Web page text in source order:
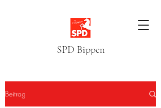
SPD Bippen
Beitrag